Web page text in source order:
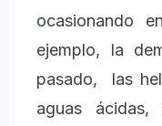
ocasionando
ejemplo, la
pasado, las
aguas